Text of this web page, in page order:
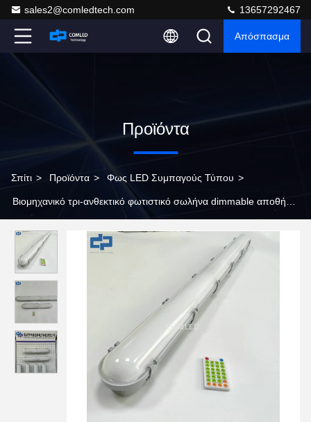
sales2@comledtech.com 13657292467
Απόσπασμα
Προϊόντα
Σπίτι > Προϊόντα > Φως LED Συμπαγούς Τύπου >
Βιομηχανικό τρι-ανθεκτικό φωτιστικό σωλήνα dimmable αποθήκης
ανθεκτικό γραμμικό φωτιστικό με αισθητήρα PC Housing ατμών
lED φωτιστικά